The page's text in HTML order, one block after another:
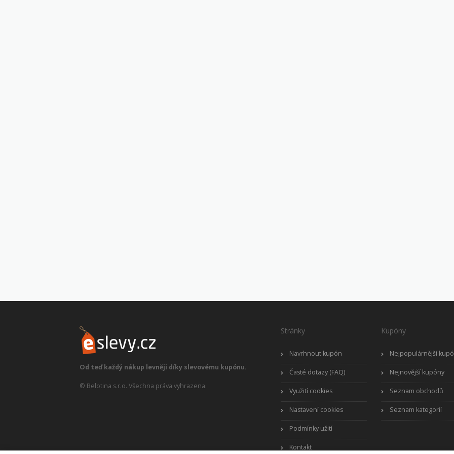
Od teď každý nákup levněji díky slevovému kupónu.
© Belotina s.r.o. Všechna práva vyhrazena.
Stránky
Navrhnout kupón
Časté dotazy (FAQ)
Využití cookies
Nastavení cookies
Podmínky užití
Kontakt
Kupóny
Nejpopulárnější
Nejnovější kupóny
Seznam obchodů
Seznam kategorií